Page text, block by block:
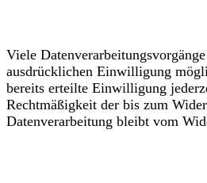
Viele
ausdrücklichen Einwilligung
bereits erteilte Einwilligung
Rechtmäßigkeit der bis zum
Datenverarbeitung bleibt vom